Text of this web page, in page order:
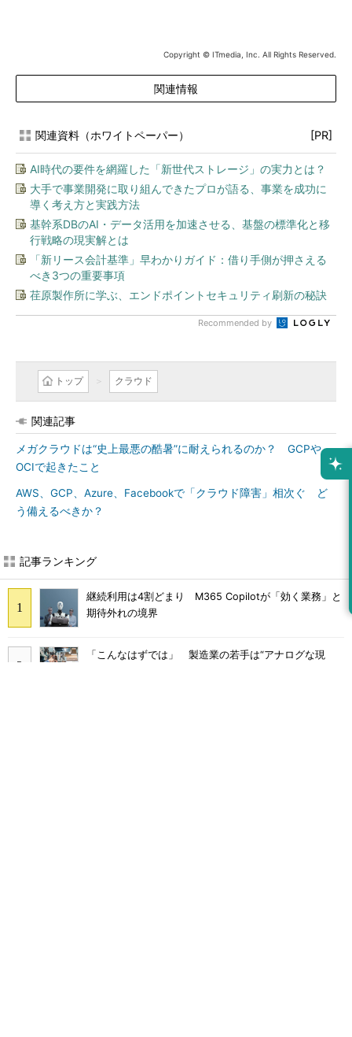
Copyright © ITmedia, Inc. All Rights Reserved.
関連情報
関連資料（ホワイトペーパー） [PR]
AI時代の要件を網羅した「新世代ストレージ」の実力とは？
大手で事業開発に取り組んできたプロが語る、事業を成功に
導く考え方と実践方法
基幹系DBのAI・データ活用を加速させる、基盤の標準化と移
行戦略の現実解とは
「新リース会計基準」早わかりガイド：借り手側が押さえる
べき3つの重要事項
荏原製作所に学ぶ、エンドポイントセキュリティ刷新の秘訣
Recommended by
トップ クラウド
関連記事
メガクラウドは“史上最悪の酷暑”に耐えられるのか？ GCPや
OCIで起きたこと
AWS、GCP、Azure、Facebookで「クラウド障害」相次ぐ ど
う備えるべきか？
記事ランキング
継続利用は4割どまり M365 Copilotが「効く業務」と
期待外れの境界
「こんなはずでは」 製造業の若手は“アナログな現